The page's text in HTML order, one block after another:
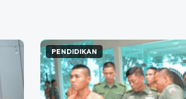
PENDIDIKAN